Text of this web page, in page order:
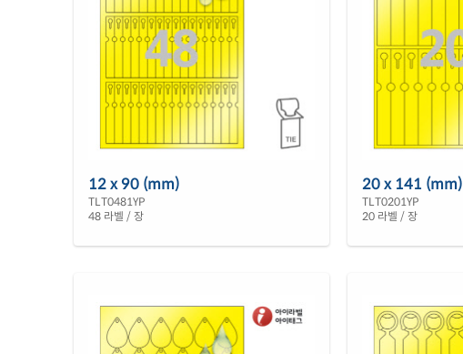
12 x 90 (mm)
TLT0481YP
48 라벨 / 장
20 x 141 (mm)
TLT0201YP
20 라벨 / 장